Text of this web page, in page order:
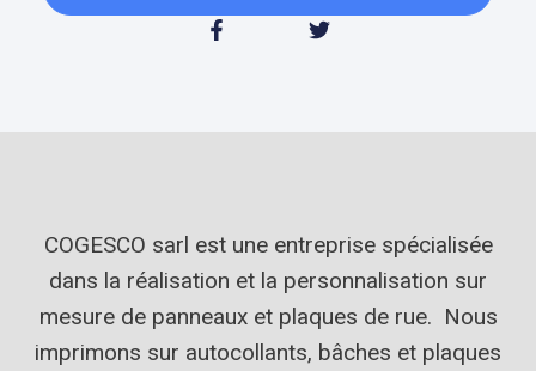
COGESCO sarl est une entreprise spécialisée
dans la réalisation et la personnalisation sur
mesure de panneaux et plaques de rue. Nous
imprimons sur autocollants, bâches et plaques